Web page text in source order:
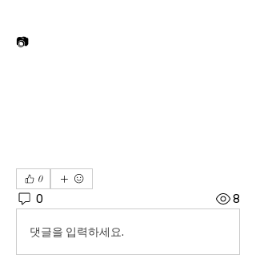
📷
0
0 8
댓글을 입력하세요.